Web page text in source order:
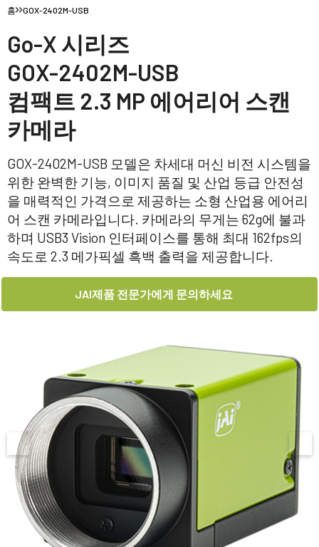
홈 GOX-2402M-USB
Go-X 시리즈
GOX-2402M-USB
컴팩트 2.3 MP 에어리어 스캔
카메라
GOX-2402M-USB 모델은 차세대 머신 비전 시스템을
위한 완벽한 기능, 이미지 품질 및 산업 등급 안전성
을 매력적인 가격으로 제공하는 소형 산업용 에어리
어 스캔 카메라입니다. 카메라의 무게는 62g에 불과
하며 USB3 Vision 인터페이스를 통해 최대 162fps의
속도로 2.3 메가픽셀 흑백 출력을 제공합니다.
JAI제품 전문가에게 문의하세요